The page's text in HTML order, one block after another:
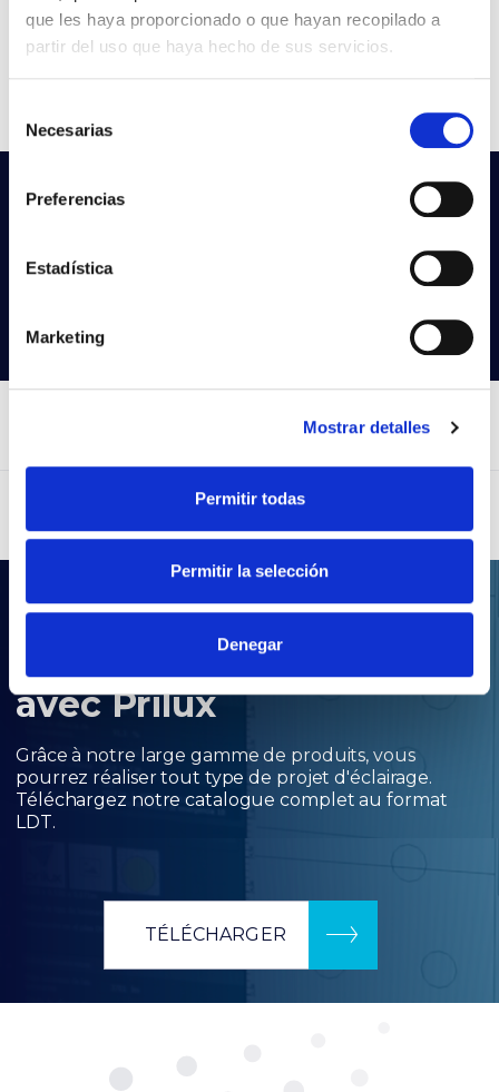
que les haya proporcionado o que hayan recopilado a
partir del uso que haya hecho de sus servicios.
Necesarias
Preferencias
Estadística
Marketing
Mostrar detalles
Permitir todas
Permitir la selección
Denegar
W 26
Couler 2.099/2.163
Vous ne trouvez pas ce que vous
Essayez notre recherche avancée
.LDT
Vos projets d'éclairage
avec Prilux
Grâce à notre large gamme de produits, vous
pourrez réaliser tout type de projet d'éclairage.
Téléchargez notre catalogue complet au format
LDT.
TÉLÉCHARGER